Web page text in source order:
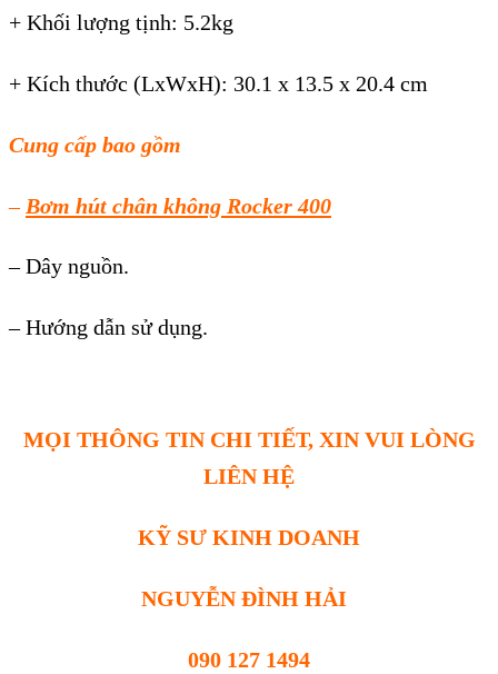
+ Khối lượng tịnh: 5.2kg
+ Kích thước (LxWxH): 30.1 x 13.5 x 20.4 cm
Cung cấp bao gồm
– Bơm hút chân không Rocker 400
– Dây nguồn.
– Hướng dẫn sử dụng.
MỌI THÔNG TIN CHI TIẾT, XIN VUI LÒNG
LIÊN HỆ
KỸ SƯ KINH DOANH
NGUYỄN ĐÌNH HẢI
090 127 1494